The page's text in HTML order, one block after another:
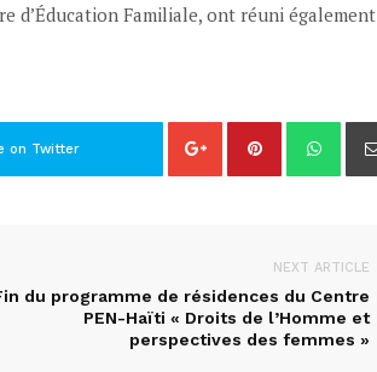
d’Éducation Familiale, ont réuni également
on Twitter
NEXT ARTICLE
du programme de résidences du Centre
PEN-Haïti « Droits de l’Homme et
perspectives des femmes »